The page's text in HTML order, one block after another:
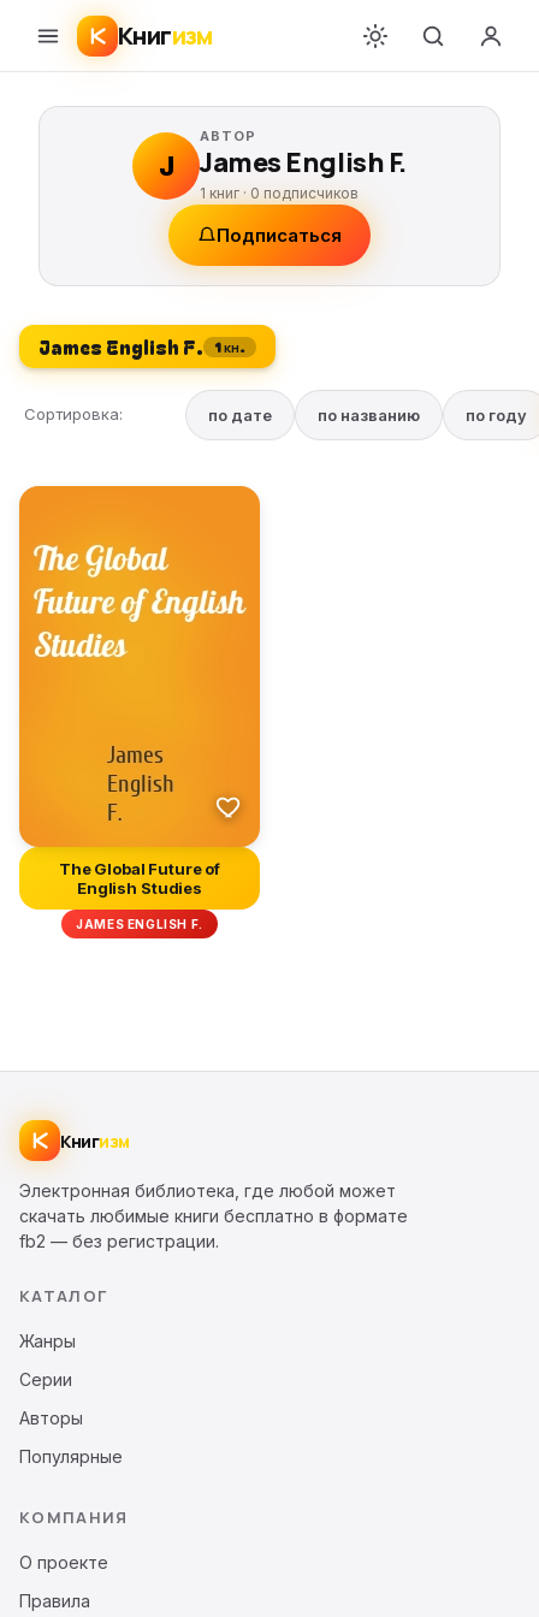
Книгизм
J
АВТОР
James English F.
1 книг ·0 подписчиков
Подписаться
James English F. 1 кн.
Сортировка: по дате по названию по году
The Global Future of
English Studies
JAMES ENGLISH F.
Книгизм
Электронная библиотека, где любой может
скачать любимые книги бесплатно в формате
fb2 — без регистрации.
КАТАЛОГ
Жанры
Серии
Авторы
Популярные
КОМПАНИЯ
О проекте
Правила